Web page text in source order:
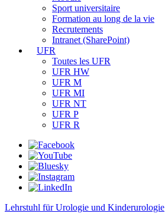
Sport universitaire
Formation au long de la vie
Recrutements
Intranet (SharePoint)
UFR
Toutes les UFR
UFR HW
UFR M
UFR MI
UFR NT
UFR P
UFR R
Lehrstuhl für Urologie und Kinderurologie